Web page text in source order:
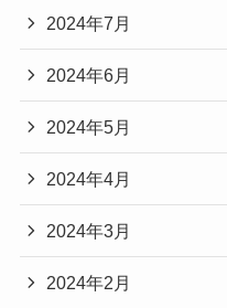
2024年7月
2024年6月
2024年5月
2024年4月
2024年3月
2024年2月